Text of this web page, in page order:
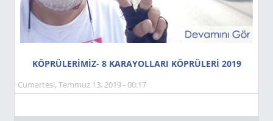
KÖPRÜLERİMİZ- 8 KARAYOLLARI KÖPRÜLERİ 2019
Cumartesi, Temmuz 13, 2019 - 00:17